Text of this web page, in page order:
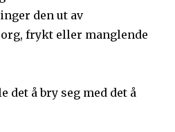
den ut av
frykt eller manglende
det å bry seg med det å